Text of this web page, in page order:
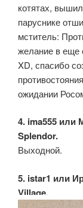
котятах,
паруснике
мститель:
желание в еще
XD, спасибо
ожидании
4. ima555 или
Splendor.
Выходной.
5. istar1 или
Village.